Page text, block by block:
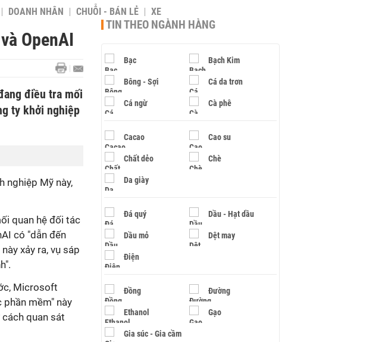
DOANH NHÂN CHUỖI - BÁN LẺ XE
OpenAI
điều tra mối
ty khởi nghiệp
nghiệp Mỹ này,
quan hệ đối tác
có "dẫn đến
xảy ra, vụ sáp
Microsoft
mềm" này
quan sát
TIN THEO NGÀNH HÀNG
Bạc Bạch Kim
Bông - Sợi Cá da trơn
Cá ngừ Cà phê
Cacao Cao su
Chất dẻo Chè
Da giày
Đá quý Dầu - Hạt dầu
Dầu mỏ Dệt may
Điện
Đồng Đường
Ethanol Gạo
Gia súc - Gia cầm